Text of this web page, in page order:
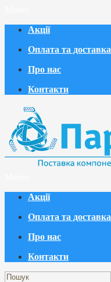
Акції
Оплата та доставка
Про нас
Контакти
Акції
Оплата та доставка
Про нас
Контакти